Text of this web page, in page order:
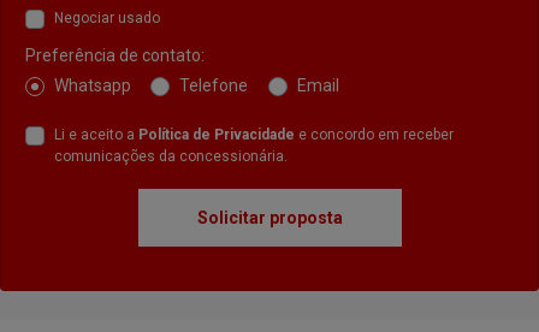
Negociar usado
Preferência de contato:
Whatsapp
Telefone Email
Li e aceito a Política de Privacidade e concordo em receber
comunicações da concessionária.
Solicitar proposta